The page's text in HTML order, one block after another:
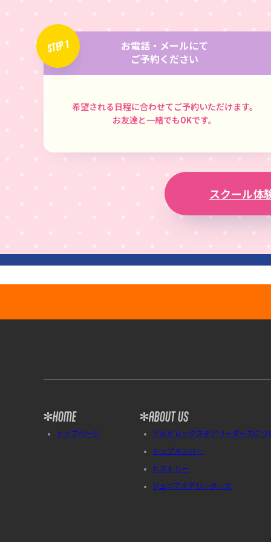
STEP 1
お電話・メールにて
ご予約ください
希望される日程に合わせてご予約いただけます。
お友達と一緒でもOKです。
スクール体
HOME
トップページ
ABOUT US
アルビレックスチアリーダーズにつ
トップメンバー
ヒストリー
ジュニアチアリーダーズ